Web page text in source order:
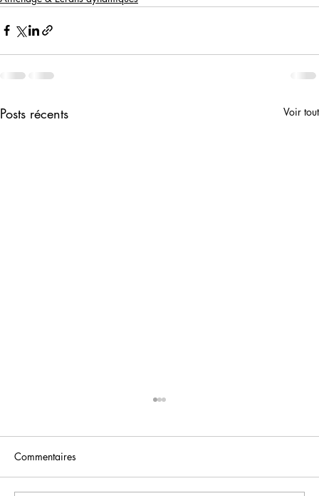
Posts récents Voir tout
Commentaires